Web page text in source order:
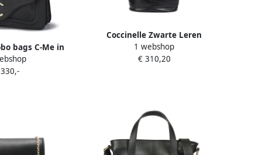
bags C-Me in
Coccinelle Zwarte Leren
Schouder Crossbody Tas Black
Dames
1 webshop
€ 310,20